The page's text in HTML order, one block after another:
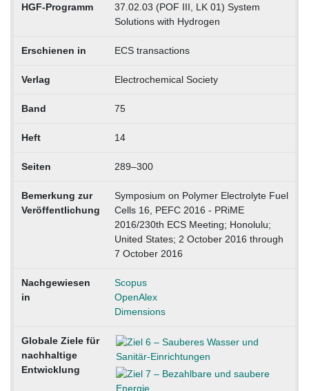
HGF-Programm
37.02.03 (POF III, LK 01) System
Solutions with Hydrogen
Erschienen in ECS transactions
Verlag Electrochemical Society
Band 75
Heft 14
Seiten 289–300
Bemerkung zur
Veröffentlichung
Symposium on Polymer Electrolyte Fuel
Cells 16, PEFC 2016 - PRiME
2016/230th ECS Meeting; Honolulu;
United States; 2 October 2016 through
7 October 2016
Nachgewiesen
in
Scopus
OpenAlex
Dimensions
Globale Ziele für
nachhaltige
Entwicklung